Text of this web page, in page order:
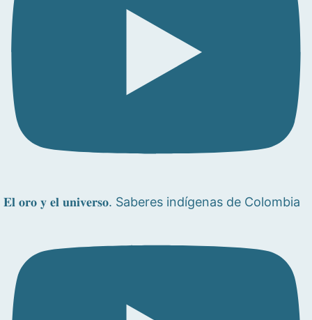
𝐄𝐥 𝐨𝐫𝐨 𝐲 𝐞𝐥 𝐮𝐧𝐢𝐯𝐞𝐫𝐬𝐨. Saberes indígenas de Colombia